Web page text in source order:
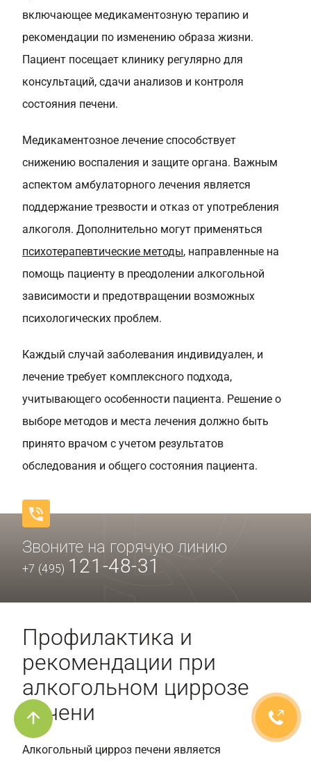
включающее медикаментозную терапию и
рекомендации по изменению образа жизни.
Пациент посещает клинику регулярно для
консультаций, сдачи анализов и контроля
состояния печени.
Медикаментозное лечение способствует
снижению воспаления и защите органа. Важным
аспектом амбулаторного лечения является
поддержание трезвости и отказ от употребления
алкоголя. Дополнительно могут применяться
психотерапевтические методы, направленные на
помощь пациенту в преодолении алкогольной
зависимости и предотвращении возможных
психологических проблем.
Каждый случай заболевания индивидуален, и
лечение требует комплексного подхода,
учитывающего особенности пациента. Решение о
выборе методов и места лечения должно быть
принято врачом с учетом результатов
обследования и общего состояния пациента.
Звоните на горячую линию
+7 (495) 121-48-31
Профилактика и
рекомендации при
алкогольном циррозе
печени
Алкогольный цирроз печени является